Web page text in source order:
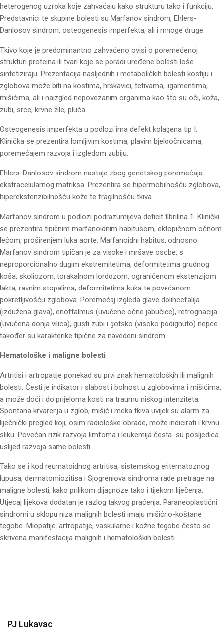
heterogenog uzroka koje zahvaćaju kako strukturu tako i funkciju.
Predstavnici te skupine bolesti su Marfanov sindrom, Ehlers-
Danlosov sindrom, osteogenesis imperfekta, ali i mnoge druge.
Tkivo koje je predominantno zahvaćeno ovisi o poremećenoj
strukturi proteina ili tvari koje se poradi uređene bolesti loše
sintetiziraju. Prezentacija nasljednih i metaboličkih bolesti kostiju i
zglobova može biti na kostima, hrskavici, tetivama, ligamentima,
mišićima, ali i naizgled nepovezanim organima kao što su oči, koža,
zubi, srce, krvne žile, pluća.
Osteogenesis imperfekta u podlozi ima defekt kolagena tip I.
Klinička se prezentira lomljivim kostima, plavim bjeloočnicama,
poremećajem razvoja i izgledom zubiju.
Ehlers-Danlosov sindrom nastaje zbog genetskog poremećaja
ekstracelularnog matriksa. Prezentira se hipermobilnošću zglobova,
hiperekstenzibilnošću kože te fragilnošću tkiva.
Marfanov sindrom u podlozi podrazumijeva deficit fibrilina 1. Klinički
se prezentira tipičnim marfanoidnim habitusom, ektopičnom očnom
lećom, proširenjem luka aorte. Marfanoidni habitus, odnosno
Marfanov sindrom tipičan je za visoke i mršave osobe, s
neproporcionalno dugim ekstremitetima, deformitetima grudnog
koša, skoliozom, torakalnom lordozom, ograničenom ekstenzijom
lakta, ravnim stopalima, deformitetima kuka te povećanom
pokretljivošću zglobova. Poremećaj izgleda glave dolihcefalija
(izdužena glava), enoftalmus (uvučene očne jabučice), retrognacija
(uvučena donja vilica), gusti zubi i gotsko (visoko podignuto) nepce
također su karakterike tipične za navedeni sindrom.
Hematološke i maligne bolesti
Artritisi i artropatije ponekad su prvi znak hematoloških ili malignih
bolesti. Česti je indikator i slabost i bolnost u zglobovima i mišićima,
a može doći i do prijeloma kosti na traumu niskog intenziteta.
Spontana krvarenja u zglob, mišić i meka tkiva uvijek su alarm za
liječnički pregled koji, osim radiološke obrade, može indicirati i krvnu
sliku. Povećan rizik razvoja limfoma i leukemija česta su posljedica
uslijed razvoja same bolesti.
Tako se i kod reumatoidnog artritisa, sistemskog eritematoznog
lupusa, dermatomiozitisa i Sjogreniova sindroma rade pretrage na
maligne bolesti, kako prilikom dijagnoze tako i tijekom liječenja.
Utjecaj lijekova dodatan je razlog takvog praćenja. Paraneoplastični
sindromi u sklopu niza malignih bolesti imaju mišićno-koštane
tegobe. Miopatije, artropatije, vaskularne i kožne tegobe često se
skrivena manifestacija malignih i hematoloških bolesti.
PJ Lukavac